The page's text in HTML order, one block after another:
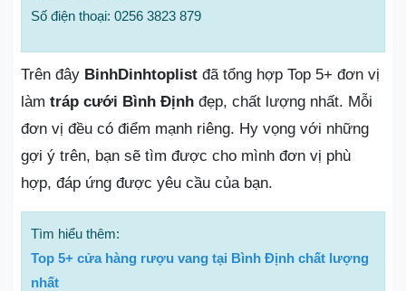
Số điện thoại: 0256 3823 879
Trên đây BinhDinhtoplist đã tổng hợp Top 5+ đơn vị
làm tráp cưới Bình Định đẹp, chất lượng nhất. Mỗi
đơn vị đều có điểm mạnh riêng. Hy vọng với những
gợi ý trên, bạn sẽ tìm được cho mình đơn vị phù
hợp, đáp ứng được yêu cầu của bạn.
Tìm hiểu thêm:
Top 5+ cửa hàng rượu vang tại Bình Định chất lượng
nhất